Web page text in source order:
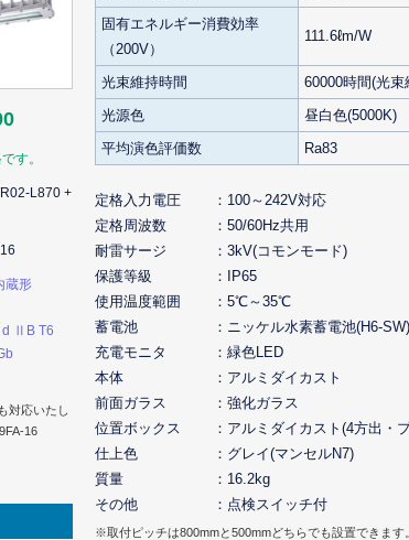
す。
L870 +
蔵形
d ⅡB T6
対応いたし
16
固有エネルギー消費効率
（200V）
111.6ℓm/W
光束維持時間
60000時間(光束
光源色
昼白色(5000K)
平均演色評価数
Ra83
定格入力電圧
100～242V対応
定格周波数
50/60Hz共用
耐雷サージ
3kV(コモンモード)
保護等級
IP65
使用温度範囲
5℃～35℃
蓄電池
ニッケル水素蓄電池(H6-SW)
充電モニタ
緑色LED
本体
アルミダイカスト
前面ガラス
強化ガラス
位置ボックス
アルミダイカスト(4方出・
仕上色
グレイ(マンセルN7)
質量
16.2kg
その他
点検スイッチ付
※取付ピッチは800mmと500mmどちらでも設置できます。